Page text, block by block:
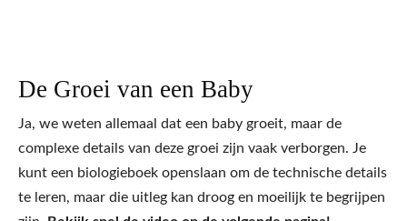
De Groei van een Baby
Ja, we weten allemaal dat een baby groeit, maar de
complexe details van deze groei zijn vaak verborgen. Je
kunt een biologieboek openslaan om de technische details
te leren, maar die uitleg kan droog en moeilijk te begrijpen